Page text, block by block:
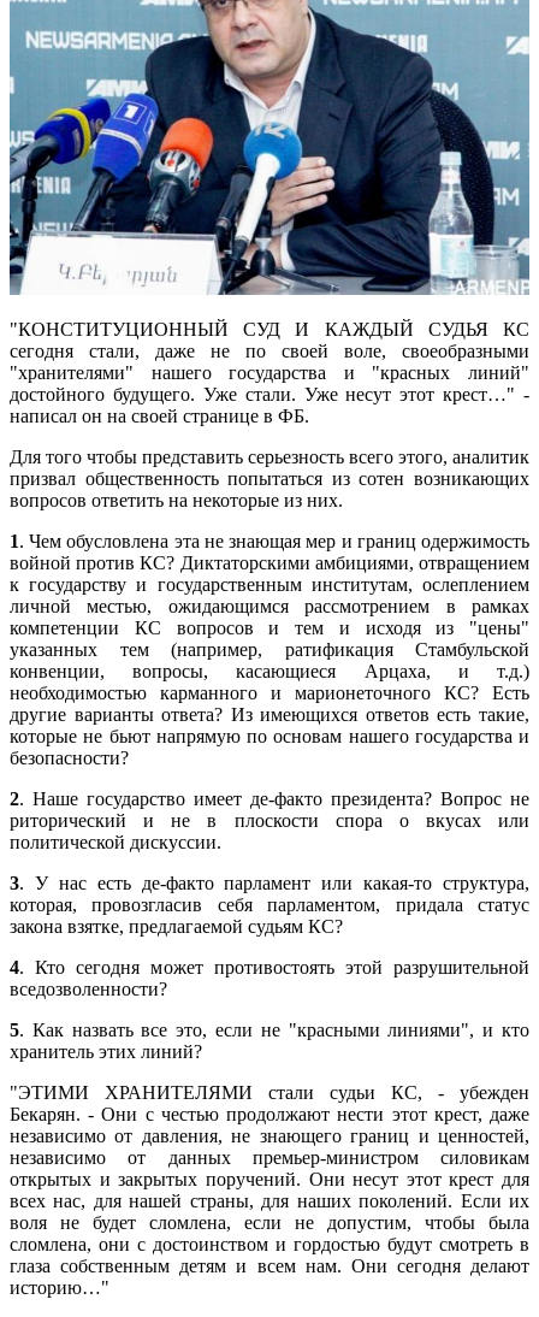
"КОНСТИТУЦИОННЫЙ СУД И КАЖДЫЙ СУДЬЯ КС
сегодня стали, даже не по своей воле, своеобразными
"хранителями" нашего государства и "красных линий"
достойного будущего. Уже стали. Уже несут этот крест…" -
написал он на своей странице в ФБ.
Для того чтобы представить серьезность всего этого, аналитик
призвал общественность попытаться из сотен возникающих
вопросов ответить на некоторые из них.
1. Чем обусловлена эта не знающая мер и границ одержимость
войной против КС? Диктаторскими амбициями, отвращением
к государству и государственным институтам, ослеплением
личной местью, ожидающимся рассмотрением в рамках
компетенции КС вопросов и тем и исходя из "цены"
указанных тем (например, ратификация Стамбульской
конвенции, вопросы, касающиеся Арцаха, и т.д.)
необходимостью карманного и марионеточного КС? Есть
другие варианты ответа? Из имеющихся ответов есть такие,
которые не бьют напрямую по основам нашего государства и
безопасности?
2. Наше государство имеет де-факто президента? Вопрос не
риторический и не в плоскости спора о вкусах или
политической дискуссии.
3. У нас есть де-факто парламент или какая-то структура,
которая, провозгласив себя парламентом, придала статус
закона взятке, предлагаемой судьям КС?
4. Кто сегодня может противостоять этой разрушительной
вседозволенности?
5. Как назвать все это, если не "красными линиями", и кто
хранитель этих линий?
"ЭТИМИ ХРАНИТЕЛЯМИ стали судьи КС, - убежден
Бекарян. - Они с честью продолжают нести этот крест, даже
независимо от давления, не знающего границ и ценностей,
независимо от данных премьер-министром силовикам
открытых и закрытых поручений. Они несут этот крест для
всех нас, для нашей страны, для наших поколений. Если их
воля не будет сломлена, если не допустим, чтобы была
сломлена, они с достоинством и гордостью будут смотреть в
глаза собственным детям и всем нам. Они сегодня делают
историю…"